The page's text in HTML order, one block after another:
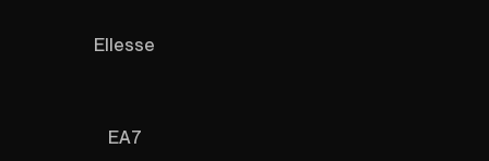
Ellesse
EA7